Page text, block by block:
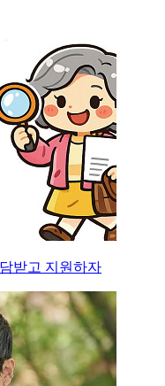
받고 지원하자